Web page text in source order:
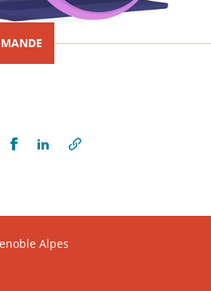
Partager sur Facebook
Partager sur LinkedIn
Alpes